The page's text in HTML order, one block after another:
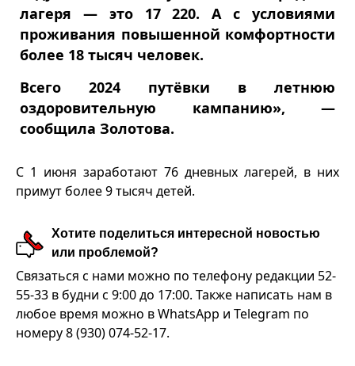
лагеря — это 17 220. А с условиями
проживания повышенной комфортности
более 18 тысяч человек.
Всего 2024 путёвки в летнюю
оздоровительную кампанию», —
сообщила Золотова.
С 1 июня заработают 76 дневных лагерей, в них
примут более 9 тысяч детей.
Хотите поделиться интересной новостью
или проблемой?
Связаться с нами можно по телефону редакции 52-
55-33 в будни с 9:00 до 17:00. Также написать нам в
любое время можно в WhatsApp и Telegram по
номеру 8 (930) 074-52-17.